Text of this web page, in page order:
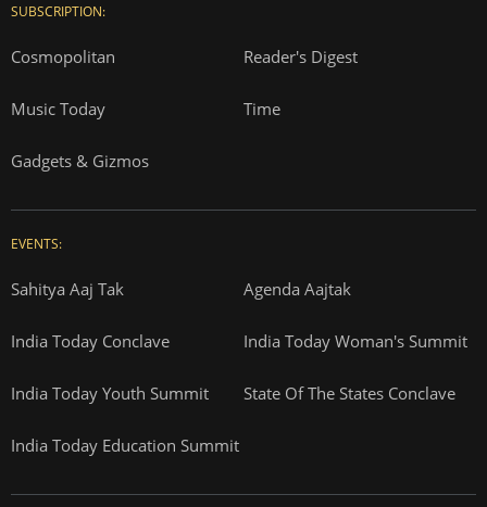
SUBSCRIPTION:
Cosmopolitan Reader's Digest
Music Today Time
Gadgets & Gizmos
EVENTS:
Sahitya Aaj Tak Agenda Aajtak
India Today Conclave India Today Woman's Summit
India Today Youth Summit State Of The States Conclave
India Today Education Summit